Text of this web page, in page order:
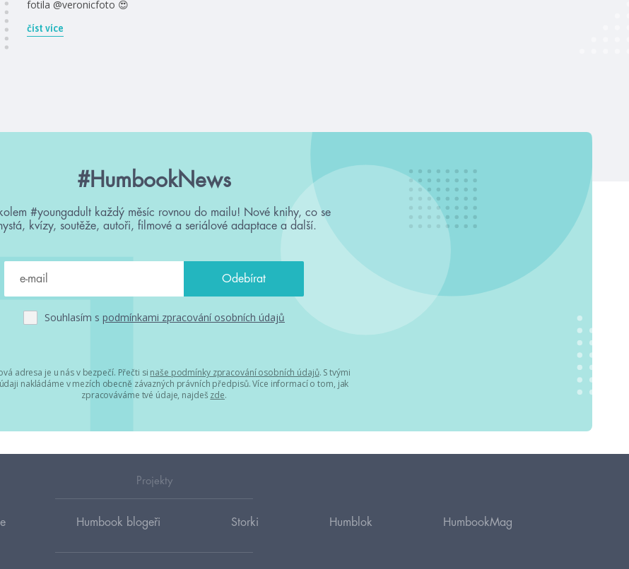
fotila @veronicfoto 😍
číst více
#HumbookNews
#youngadult každý měsíc rovnou do mailu! Nové knihy, co se
kvízy, soutěže, autoři, filmové a seriálové adaptace a další.
Souhlasím s podmínkami zpracování osobních údajů
adresa je u nás v bezpečí. Přečti si naše podmínky zpracování osobních údajů. S tvými
nakládáme v mezích obecně závazných právních předpisů. Více informací o tom, jak
zpracováváme tvé údaje, najdeš zde.
Projekty
Humbook blogeři Storki Humblok HumbookMag